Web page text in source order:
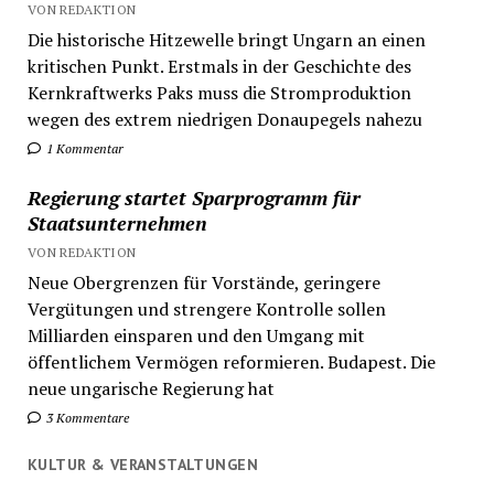
VON REDAKTION
Die historische Hitzewelle bringt Ungarn an einen
kritischen Punkt. Erstmals in der Geschichte des
Kernkraftwerks Paks muss die Stromproduktion
wegen des extrem niedrigen Donaupegels nahezu
1 Kommentar
Regierung startet Sparprogramm für
Staatsunternehmen
VON REDAKTION
Neue Obergrenzen für Vorstände, geringere
Vergütungen und strengere Kontrolle sollen
Milliarden einsparen und den Umgang mit
öffentlichem Vermögen reformieren. Budapest. Die
neue ungarische Regierung hat
3 Kommentare
KULTUR & VERANSTALTUNGEN